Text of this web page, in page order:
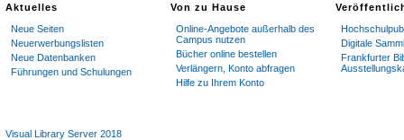
Aktuelles
Neue Seiten
Neuerwerbungslisten
Neue Datenbanken
Führungen und Schulungen
Von zu Hause
Online-Angebote außerhalb des
Campus nutzen
Bücher online bestellen
Verlängern, Konto abfragen
Hilfe zu Ihrem Konto
Digitale
Frankfurter
Visual Library Server 2018